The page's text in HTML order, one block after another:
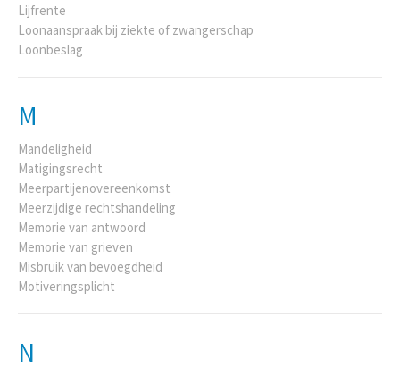
Lijfrente
Loonaanspraak bij ziekte of zwangerschap
Loonbeslag
M
Mandeligheid
Matigingsrecht
Meerpartijenovereenkomst
Meerzijdige rechtshandeling
Memorie van antwoord
Memorie van grieven
Misbruik van bevoegdheid
Motiveringsplicht
N